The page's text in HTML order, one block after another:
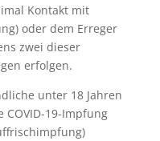
Kontakt mit
oder dem Erreger
zwei dieser
erfolgen.
unter 18 Jahren
19-Impfung